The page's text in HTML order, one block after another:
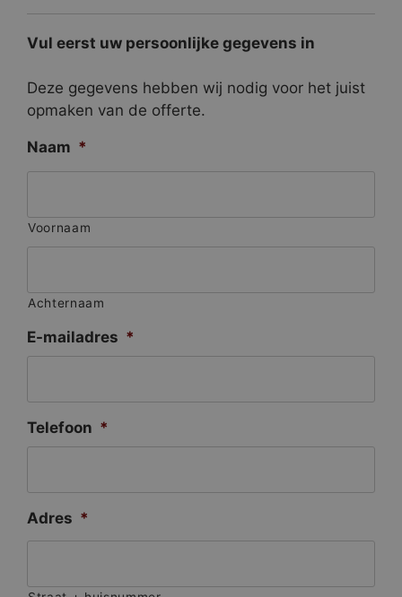
Vul eerst uw persoonlijke gegevens in
Deze gegevens hebben wij nodig voor het juist
opmaken van de offerte.
Naam *
Voornaam
Achternaam
E-mailadres *
Telefoon *
Adres *